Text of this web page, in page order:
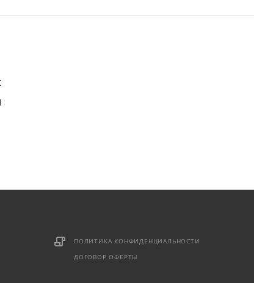
ПОЛИТИКА КОНФИДЕНЦИАЛЬНОСТИ
ДОГОВОР ОФЕРТЫ